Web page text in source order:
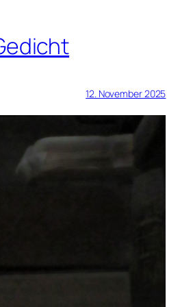
12. November 2025